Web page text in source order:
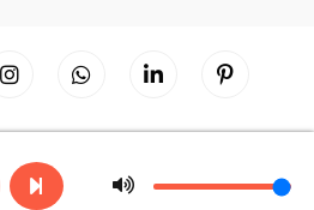
Barfi | Powered byHostinger